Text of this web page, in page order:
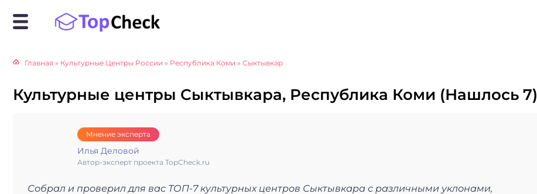
Главная » Культурные Центры России » Республика Коми » Сыктывкар
Культурные центры Сыктывкара, Республика Коми (Нашлось 7)
Мнение эксперта
Илья Деловой
Автор-эксперт проекта TopCheck.ru
Собрал и проверил для вас ТОП-7 культурных центров Сыктывкара с различными уклонами,